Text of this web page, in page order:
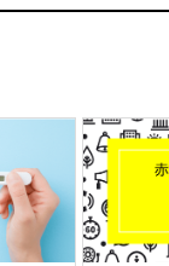
成分を母乳に近づけ
うな調査をしている
クの一つ一つの成
長を目指す「母乳サ
に、6000人以上の
、40年以上にわた
ゃんの「発育調査」